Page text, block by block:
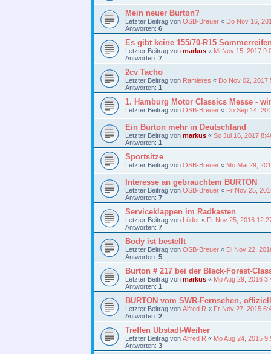
Mein neuer Burton?
Letzter Beitrag von OSB-Breuer « Do Nov 16,
Antworten: 6
Es gibt keine 155/70-R15
Letzter Beitrag von markus « Mi Nov 15, 2017
Antworten: 7
2cv Tacho
Letzter Beitrag von Ramieres « Do Nov 02, 2017
Antworten: 1
1. Hamburg Motor Classics Messe -
Letzter Beitrag von OSB-Breuer « Do Sep 14,
Ein Burton mehr in Deutschland
Letzter Beitrag von markus « So Jul 16, 2017
Antworten: 1
Sportsitze
Letzter Beitrag von OSB-Breuer « Mo Mai 29,
Interesse an gebrauchtem BURTON
Letzter Beitrag von OSB-Breuer « Fr Nov 25,
Antworten: 7
Serviceklappen im Radkasten
Letzter Beitrag von Lüder « Fr Nov 25, 2016
Antworten: 7
Body ist bestellt
Letzter Beitrag von OSB-Breuer « Di Nov 22,
Antworten: 5
Burton # 217 bei der Black-Forest-
Letzter Beitrag von markus « Mo Aug 29, 2016
Antworten: 1
BURTON vom SWR-Fernsehen,
Letzter Beitrag von Alfred R « Fr Nov 27, 2015
Antworten: 2
Treffen Ubstadt-Weiher
Letzter Beitrag von Alfred R « Mo Aug 24, 2015
Antworten: 3